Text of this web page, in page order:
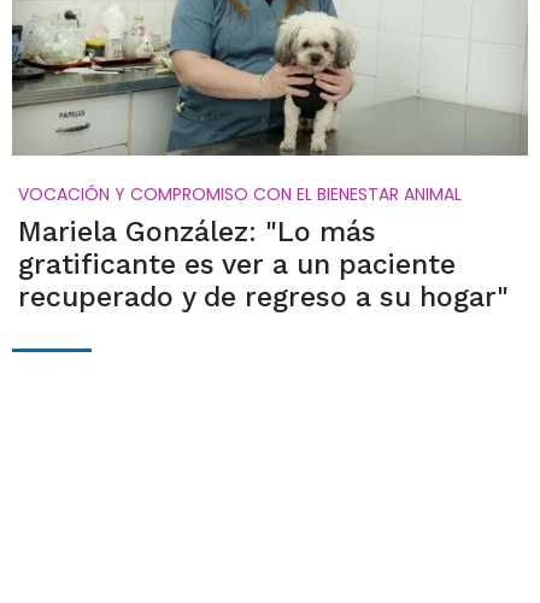
VOCACIÓN Y COMPROMISO CON EL BIENESTAR ANIMAL
Mariela González: "Lo más
gratificante es ver a un paciente
recuperado y de regreso a su hogar"